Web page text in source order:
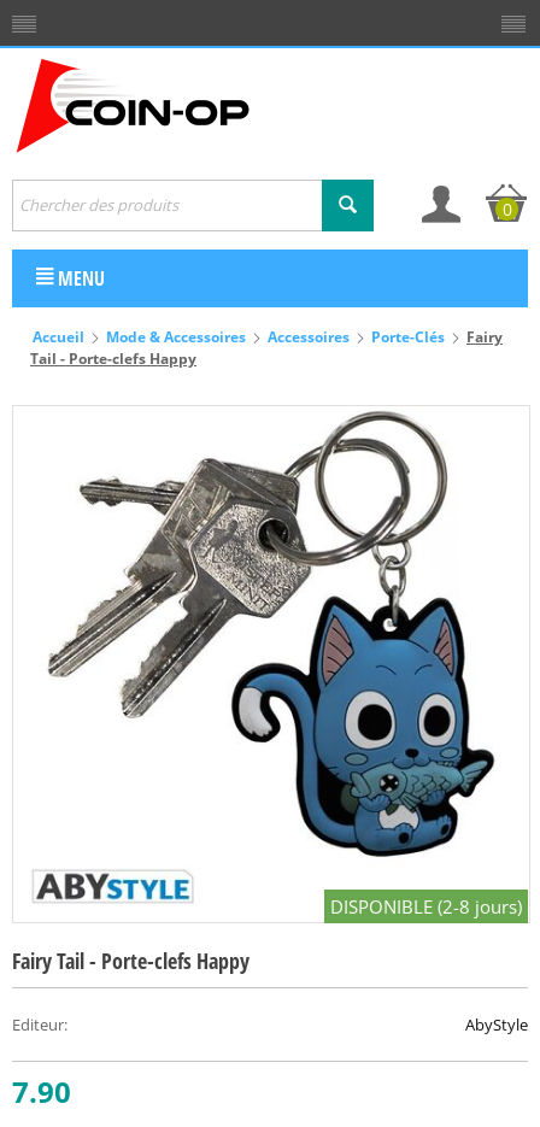
0
MENU
Accueil Mode & Accessoires Accessoires Porte-Clés
Fairy
Tail - Porte-clefs Happy
DISPONIBLE (2-8 jours)
Fairy Tail - Porte-clefs Happy
Editeur: AbyStyle
7.90